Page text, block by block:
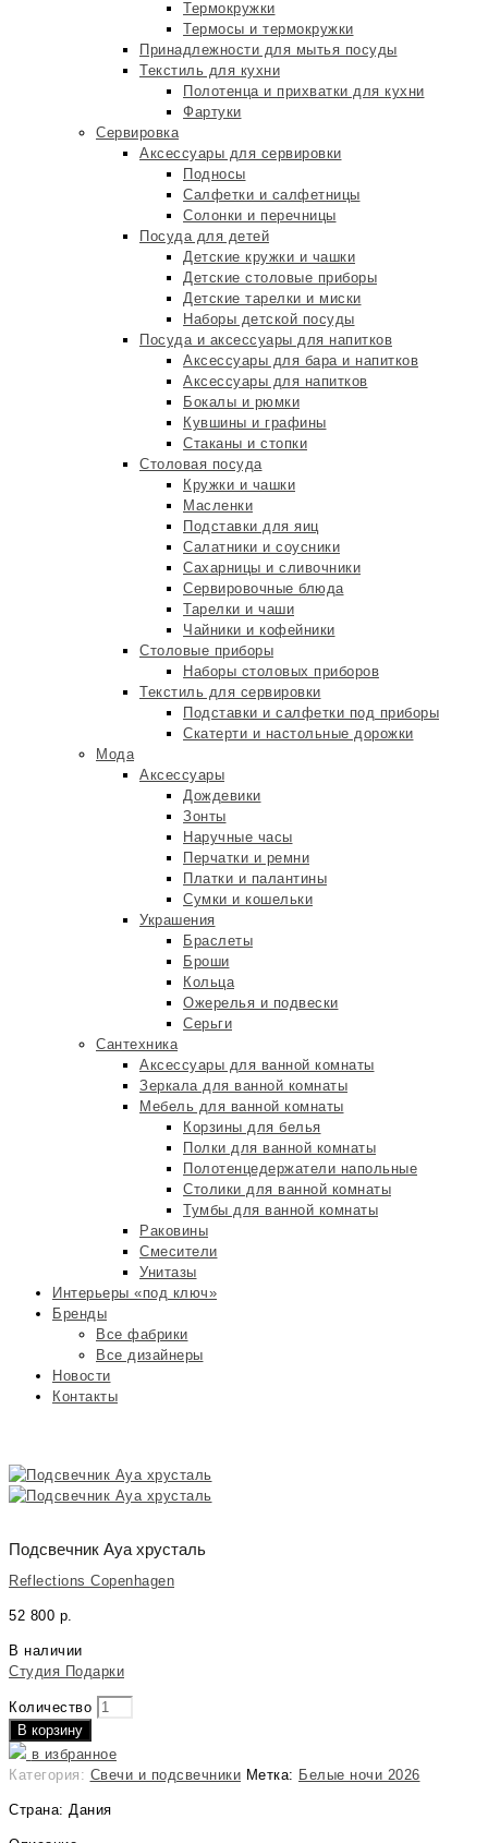
Термокружки
Термосы и термокружки
Принадлежности для мытья посуды
Текстиль для кухни
Полотенца и прихватки для кухни
Фартуки
Сервировка
Аксессуары для сервировки
Подносы
Салфетки и салфетницы
Солонки и перечницы
Посуда для детей
Детские кружки и чашки
Детские столовые приборы
Детские тарелки и миски
Наборы детской посуды
Посуда и аксессуары для напитков
Аксессуары для бара и напитков
Аксессуары для напитков
Бокалы и рюмки
Кувшины и графины
Стаканы и стопки
Столовая посуда
Кружки и чашки
Масленки
Подставки для яиц
Салатники и соусники
Сахарницы и сливочники
Сервировочные блюда
Тарелки и чаши
Чайники и кофейники
Столовые приборы
Наборы столовых приборов
Текстиль для сервировки
Подставки и салфетки под приборы
Скатерти и настольные дорожки
Мода
Аксессуары
Дождевики
Зонты
Наручные часы
Перчатки и ремни
Платки и палантины
Сумки и кошельки
Украшения
Браслеты
Броши
Кольца
Ожерелья и подвески
Серьги
Сантехника
Аксессуары для ванной комнаты
Зеркала для ванной комнаты
Мебель для ванной комнаты
Корзины для белья
Полки для ванной комнаты
Полотенцедержатели напольные
Столики для ванной комнаты
Тумбы для ванной комнаты
Раковины
Смесители
Унитазы
Интерьеры «под ключ»
Бренды
Все фабрики
Все дизайнеры
Новости
Контакты
Подсвечник Aya хрусталь
Reflections Copenhagen
52 800 р.
В наличии
Студия Подарки
Количество
В корзину
в избранное
Категория: Свечи и подсвечники Метка: Белые ночи 2026
Страна: Дания